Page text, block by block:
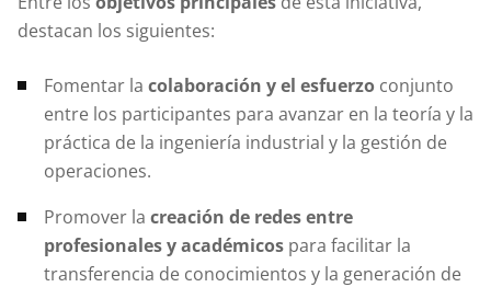
destacan los siguientes:
Fomentar la colaboración y el esfuerzo conjunto
entre los participantes para avanzar en la teoría y la
práctica de la ingeniería industrial y la gestión de
operaciones.
Promover la creación de redes entre
profesionales y académicos para facilitar la
transferencia de conocimientos y la generación de